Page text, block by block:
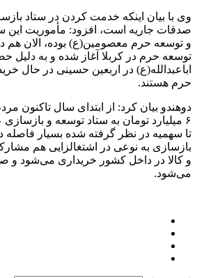
وی با بیان اینکه خدمت کردن در ستاد
صدقات جاریه است، افزود: مأموریت
و توسعه حرم معصومین(ع) بوده، الان
توسعه حرم در کربلا آغاز شده و به دلیل
اباعبدالله(ع) در اربعین حسینی در حال
حرم هستند.
دوهندو بیان کرد: از ابتدای سال تاکنون
۶ میلیارد تومان به ستاد توسعه و
تا سهمیه در نظر گرفته شده بسیار فاصله
بازسازی به نوعی در اشتغالزایی هم
و کالا در داخل کشور خریداری می‌شود و
می‌شود.